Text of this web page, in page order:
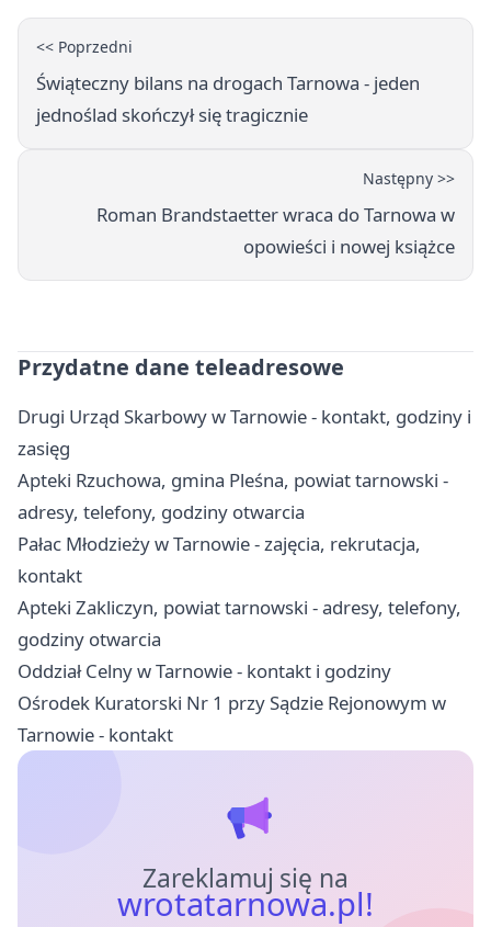
<< Poprzedni
Świąteczny bilans na drogach Tarnowa - jeden
jednoślad skończył się tragicznie
Następny >>
Roman Brandstaetter wraca do Tarnowa w
opowieści i nowej książce
Przydatne dane teleadresowe
Drugi Urząd Skarbowy w Tarnowie - kontakt, godziny i
zasięg
Apteki Rzuchowa, gmina Pleśna, powiat tarnowski -
adresy, telefony, godziny otwarcia
Pałac Młodzieży w Tarnowie - zajęcia, rekrutacja,
kontakt
Apteki Zakliczyn, powiat tarnowski - adresy, telefony,
godziny otwarcia
Oddział Celny w Tarnowie - kontakt i godziny
Ośrodek Kuratorski Nr 1 przy Sądzie Rejonowym w
Tarnowie - kontakt
Zareklamuj się na
wrotatarnowa.pl!